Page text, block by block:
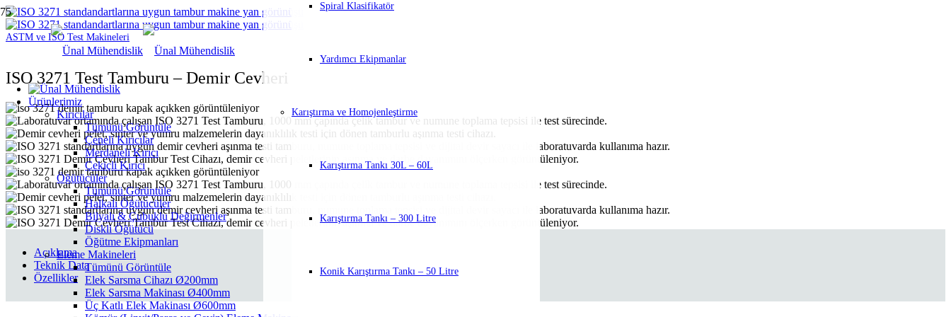
Spiral Klasifikatör
Yardımcı Ekipmanlar
Karıştırma ve Homojenleştirme
Karıştırma Tankı 30L – 60L
Karıştırma Tankı – 300 Litre
Konik Karıştırma Tankı – 50 Litre
Ürünlerimiz
Kırıcılar
Tümünü Görüntüle
Çeneli Kırıcılar
Merdaneli Kırıcı
Çekiçli Kırıcı
Öğütücüler
Tümünü Görüntüle
Halkalı Öğütücüler
Bilyalı & Çubuklu Değirmenler
Diskli Öğütücü
Öğütme Ekipmanları
Eleme Makineleri
Tümünü Görüntüle
Elek Sarsma Cihazı Ø200mm
Elek Sarsma Makinası Ø400mm
Üç Katlı Elek Makinası Ø600mm
ASTM ve ISO Test Makineleri
ISO 3271 Test Tamburu – Demir Cevheri
Açıklama
Teknik Data
Özellikler